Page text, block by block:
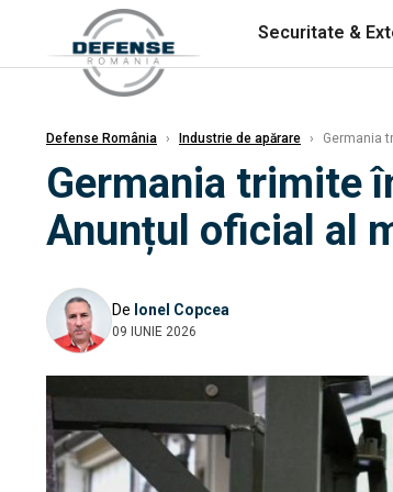
Securitate &
Defense România › Industrie de apărare › Germania
Germania trimite
Anunțul oficial al
De Ionel Copcea
09 IUNIE 2026